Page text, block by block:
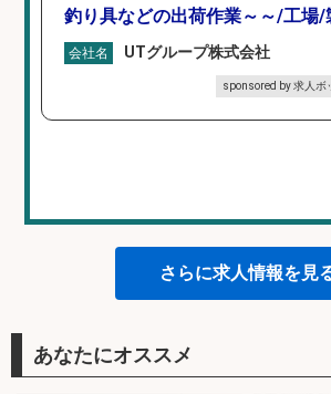
釣り具などの出荷作業～～/工場/
会社名 UTグループ株式会社
sponsored by 求人ボ
さらに求人情報を見
あなたにオススメ